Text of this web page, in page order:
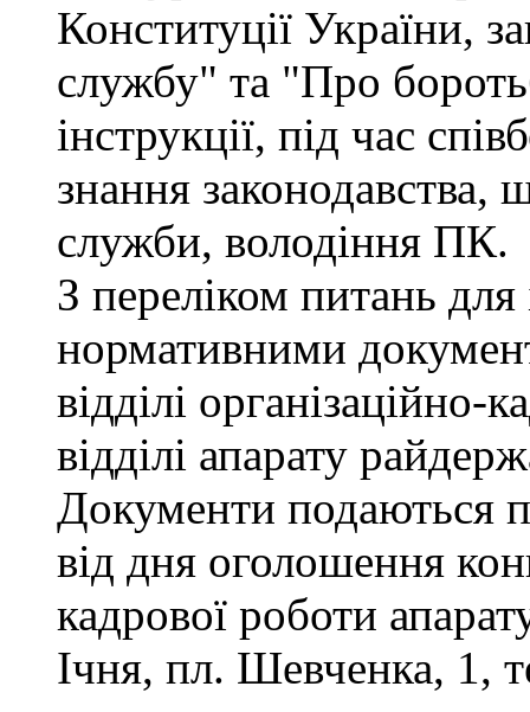
Конституції України,
службу" та "Про
інструкції, під час
знання законодавства,
служби, володіння ПК.
З переліком питань
нормативними
відділі організаційно-
відділі апарату
Документи подаються
від дня оголошення
кадрової роботи
Ічня, пл. Шевченка, 1,